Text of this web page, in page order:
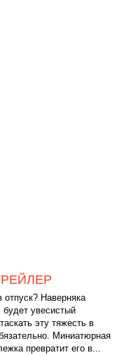
отпуск? Наверняка
увесистый
эту тяжесть в
Миниатюрная
превратит его в...